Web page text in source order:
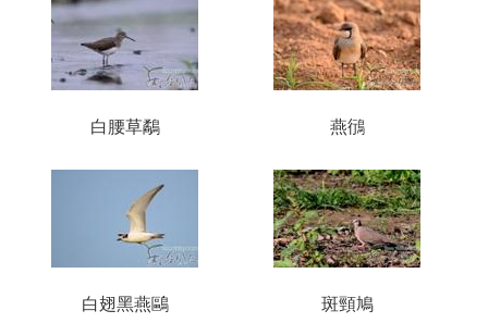
白腰草鷸 燕鴴
白翅黑燕鷗 斑頸鳩